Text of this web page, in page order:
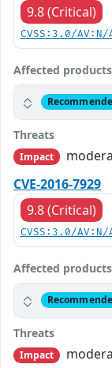
9.8 (Critical)
CVSS:3.0/
Affected products
Threats
Impact
CVE-2016-7929
9.8 (Critical)
CVSS:3.0/
Affected products
Threats
Impact